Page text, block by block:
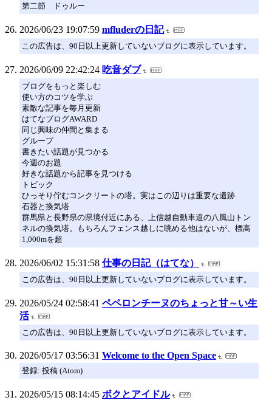
第二節 ドゥルー
2026/06/23 19:07:59 mfluderの日記
この広告は、90日以上更新していないブログに表示しています。
2026/06/09 22:42:24 吃音ダブ
ブログをもっと楽しむ
使い方のコツを学ぶ
素敵な記事を毎月更新
はてなブログAWARD
同じ興味の仲間と集まる
グループ
書きたい話題が見つかる
今週のお題
好きな話題から記事を見つける
トピック
ひっそり佇むコンクリートの塔。実はこの辺りは重要な遺跡
石器と換気塔
群馬県と長野県の県境付近にある、上信越自動車道の八風山トン
ネルの換気塔。もちろんフェンス越しに眺める他はないが、標高
1,000mを超
2026/06/02 15:31:58 仕事の日記（はてな）
この広告は、90日以上更新していないブログに表示しています。
2026/05/24 02:58:41 ペペロンチーヌのちょっと甘～い生
活
この広告は、90日以上更新していないブログに表示しています。
2026/05/17 03:56:31 Welcome to the Open Space
登録: 投稿 (Atom)
2026/05/15 08:14:45 ボクとアイドル